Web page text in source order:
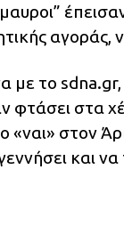
αγοράς,
με το sdna.gr,
φτάσει στα
«ναι» στον
και